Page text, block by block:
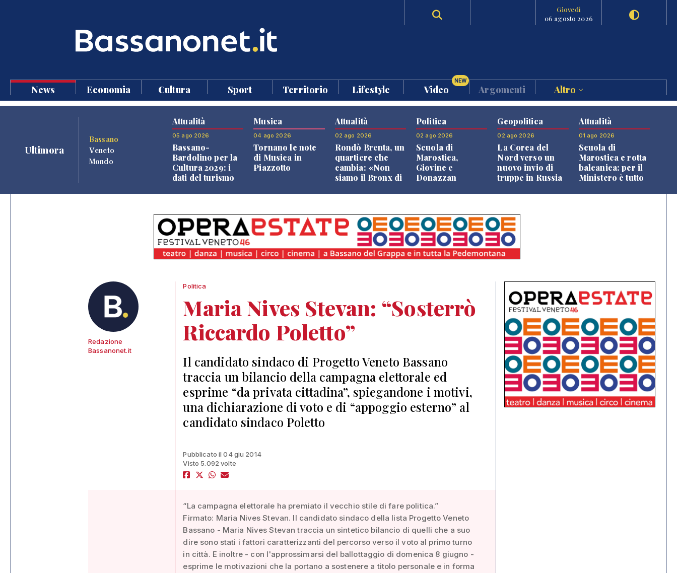
Giovedì
06 agosto 2026
News Economia Cultura Sport Territorio Lifestyle Video
NEW
Argomenti Altro
Ultimora
Bassano
Veneto
Mondo
Attualità
05 ago 2026
Bassano-
Bardolino per la
Cultura 2029: i
dati del turismo
Musica
04 ago 2026
Tornano le note
di Musica in
Piazzotto
Attualità
02 ago 2026
Rondò Brenta, un
quartiere che
cambia: «Non
siamo il Bronx di
Politica
02 ago 2026
Scuola di
Marostica,
Giovine e
Donazzan
Geopolitica
02 ago 2026
La Corea del
Nord verso un
nuovo invio di
truppe in Russia
Attualità
01 ago 2026
Scuola di
Marostica e rotta
balcanica: per il
Ministero è tutto
Redazione
Bassanonet.it
Politica
Maria Nives Stevan: “Sosterrò
Riccardo Poletto”
Il candidato sindaco di Progetto Veneto Bassano
traccia un bilancio della campagna elettorale ed
esprime “da privata cittadina”, spiegandone i motivi,
una dichiarazione di voto e di “appoggio esterno” al
candidato sindaco Poletto
Pubblicato il 04 giu 2014
Visto 5.092 volte
“La campagna elettorale ha premiato il vecchio stile di fare politica.”
Firmato: Maria Nives Stevan. Il candidato sindaco della lista Progetto Veneto
Bassano - Maria Nives Stevan traccia un sintetico bilancio di quelli che a suo
dire sono stati i fattori caratterizzanti del percorso verso il voto al primo turno
in città. E inoltre - con l'approssimarsi del ballottaggio di domenica 8 giugno -
esprime le motivazioni che la portano a sostenere a titolo personale e in forma